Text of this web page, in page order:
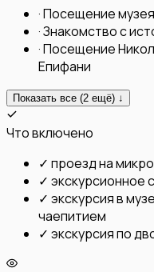
·Посещение
·Знакомство с
·Посещение
Епифани
Показать все (2 ещё) ↓
Что включено
✓ проезд на
✓ экскурсионное
✓ экскурсия в
чаепитием
✓ экскурсия по